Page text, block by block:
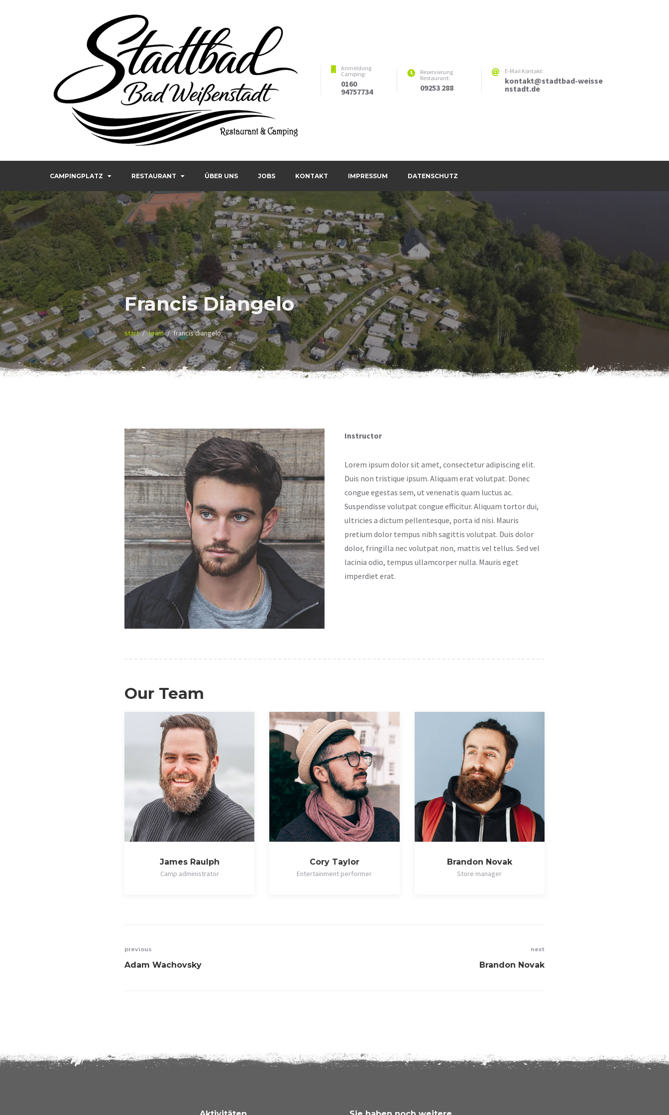
Stadtbad Weißenstadt – Restaurant & Camping
Anmeldung
Camping:
0160
94757734
Reservierung
Restaurant:
09253 288
E-Mail Kontakt:
kontakt@stadtbad-weisse
nstadt.de
CAMPINGPLATZ RESTAURANT ÜBER UNS JOBS KONTAKT IMPRESSUM DATENSCHUTZ
Francis Diangelo
start team francis diangelo
Instructor
Lorem ipsum dolor sit amet, consectetur adipiscing elit.
Duis non tristique ipsum. Aliquam erat volutpat. Donec
congue egestas sem, ut venenatis quam luctus ac.
Suspendisse volutpat congue efficitur. Aliquam tortor dui,
ultricies a dictum pellentesque, porta id nisi. Mauris
pretium dolor tempus nibh sagittis volutpat. Duis dolor
dolor, fringilla nec volutpat non, mattis vel tellus. Sed vel
lacinia odio, tempus ullamcorper nulla. Mauris eget
imperdiet erat.
Our Team
James Raulph
Camp administrator
Cory Taylor
Entertainment performer
Brandon Novak
Store manager
previous
Adam Wachovsky
next
Brandon Novak